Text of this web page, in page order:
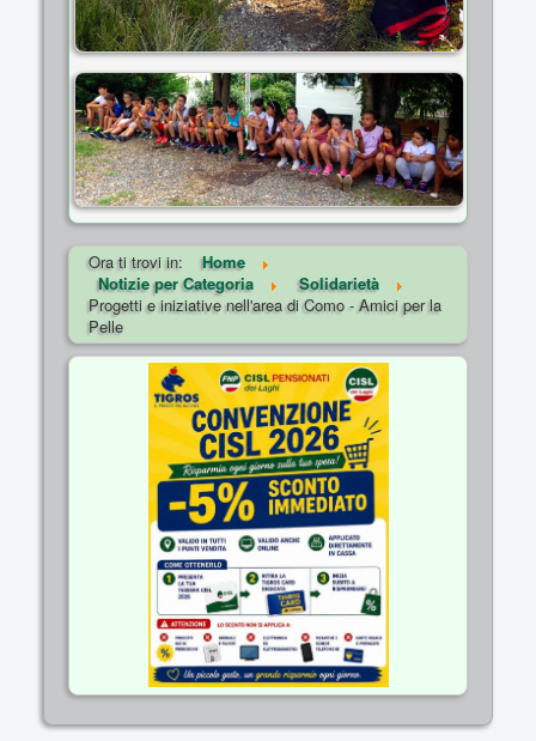
Ora ti trovi in:
Home
Notizie per Categoria
Solidarietà
Progetti e iniziative nell'area di Como - Amici per la
Pelle